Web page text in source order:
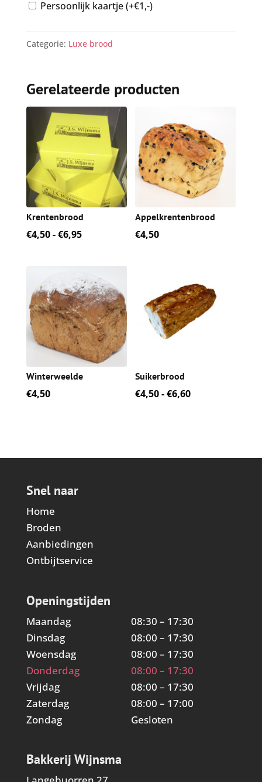
Persoonlijk kaartje (+€1,-)
Categorie: Luxe brood
Gerelateerde producten
Krentenbrood
€4,50-€6,95Prijsklasse:
€6,95
Appelkrentenbrood
€4,50
Winterweelde
€4,50
Suikerbrood
€4,50-€6,60Prijsklasse:
Snel naar
Home
Broden
Aanbiedingen
Ontbijtservice
Openingstijden
Maandag
08:30 – 17:30
Dinsdag
08:00 – 17:30
Woensdag
08:00 – 17:30
Donderdag
08:00 – 17:30
Vrijdag
08:00 – 17:30
Zaterdag
08:00 – 17:00
Zondag
Gesloten
Bakkerij Wijnsma